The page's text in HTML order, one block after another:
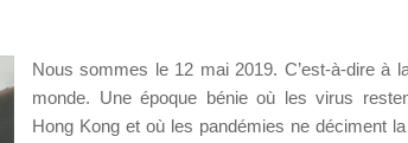
Nous sommes le 12 mai 2019. C’est-à-dire à
monde. Une époque bénie où les virus
Hong Kong et où les pandémies ne déciment